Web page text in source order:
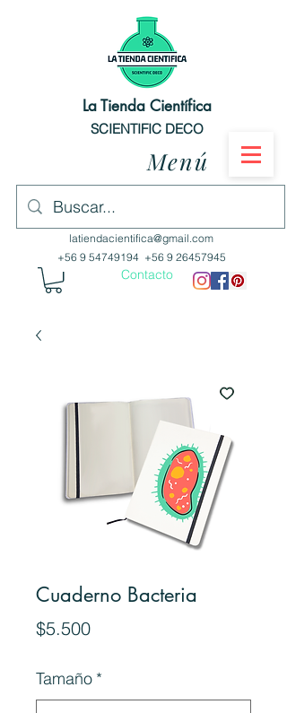
La Tienda Científica
SCIENTIFIC DECO
Menú
latiendacientifica@gmail.com
+56 9 54749194 +56 9 26457945
Contacto
Cuaderno Bacteria
$5.500Precio
Tamaño *